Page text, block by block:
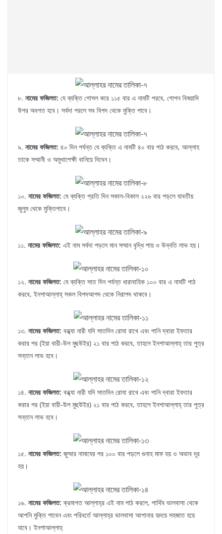
৮. নামের ফজিলত: যে ব্যক্তি গোসল করে ১১৫ বার এ নামটি পরবে, গোপন বিষয়াদি
উপর অবগত হবে। সর্বদা পরলে সব বিপদ থেকে মুক্তি পাবে।
৯. নামের ফজিলত: ৪০ দিন পর্যন্ত যে ব্যক্তি এ নামটি ৪০ বার পাঠ করবে, আল্লাহ
তাকে সম্মানী ও অমুখাপেক্ষী বানিয়ে দিবেন।
১০. নামের ফজিলত: যে ব্যক্তি প্রতি দিন সকাল-বিকাল ২২৬ বার পড়লে যাবতীয়
জুলুম থেকে মুক্তিপাবে।
১১. নামের ফজিলত: এই নাম সর্বদা পড়লে মান সম্মান বৃদ্ধি পায় ও উন্নতি লাভ হয়।
১২. নামের ফজিলত: যে ব্যক্তি সাত দিন পর্যন্ত ধারাবাহিক ১০০ বার এ নামটি পাঠ
করবে, ইনশাআল্লাহ্‌ সকল বিপদআপদ থেকে নিরাপদ থাকবে।
১৩. নামের ফজিলত: বন্ধ্যা নারী যদি সাতদিন রোযা রাখে এবং পানি দ্বারা ইফতার
করার পর (ইয়া বারী-উল মুছউইর) ২১ বার পাঠ করবে, তাহলে ইনশাআল্লাহ্‌ তার পুত্র
সন্তান লাভ হবে।
১৪. নামের ফজিলত: বন্ধ্যা নারী যদি সাতদিন রোযা রাখে এবং পানি দ্বারা ইফতার
করার পর (ইয়া বারী-উল মুছউইর) ২১ বার পাঠ করবে, তাহলে ইনশাআল্লাহ্‌ তার পুত্র
সন্তান লাভ হবে।
১৫. নামের ফজিলত: জুম্মার নামাযের পর ১০০ বার পড়লে গুনাহ মাফ হয় ও অভাব দূর
হয়।
১৬. নামের ফজিলত: ক্রমাগত আল্লাহ্‌র এই নাম পাঠ করলে, পার্থিব ভালবাসা থেকে
আপনি মুক্তি পাবেন এবং পরিবর্তে আল্লাহ্‌র ভালবাসা আপানার হৃদয়ে সহজাত হয়ে
যাবে। ইনশাআল্লাহ্‌